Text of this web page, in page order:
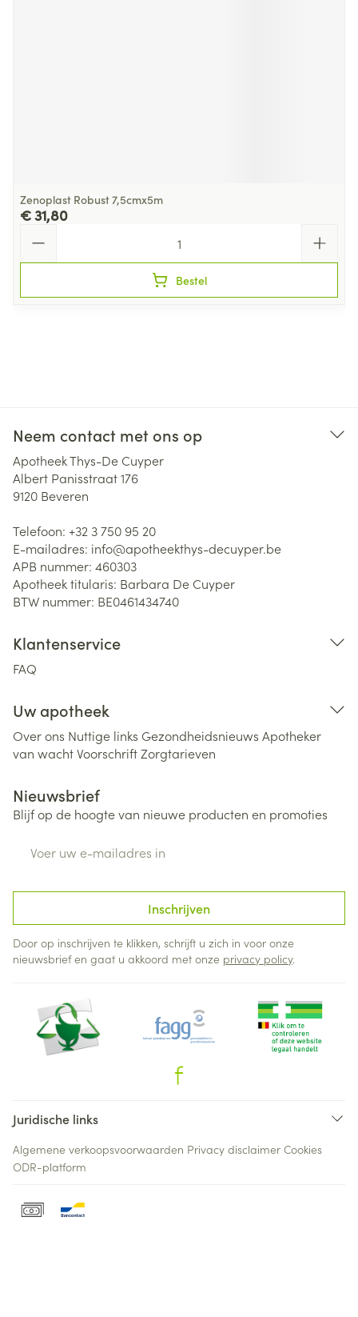
Zenoplast Robust 7,5cmx5m
€ 31,80
Bestel
Neem contact met ons op
Apotheek Thys-De Cuyper
Albert Panisstraat 176
9120 Beveren
Telefoon: +32 3 750 95 20
E-mailadres: info@apotheekthys-decuyper.be
APB nummer: 460303
Apotheek titularis: Barbara De Cuyper
BTW nummer: BE0461434740
Klantenservice
FAQ
Uw apotheek
Over ons Nuttige links Gezondheidsnieuws Apotheker
van wachtVoorschriftZorgtarieven
Nieuwsbrief
Blijf op de hoogte van nieuwe producten en promoties
Inschrijven
Door op inschrijven te klikken, schrijft u zich in voor onze
nieuwsbrief en gaat u akkoord met onze privacy policy.
Juridische links
Algemene verkoopsvoorwaarden Privacy disclaimer Cookies
ODR-platform